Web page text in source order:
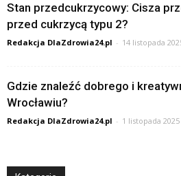
Stan przedcukrzycowy: Cisza
przed cukrzycą typu 2?
Redakcja DlaZdrowia24.pl - 14 listopada
Gdzie znaleźć dobrego i
Wrocławiu?
Redakcja DlaZdrowia24.pl - 1 listopada 2025